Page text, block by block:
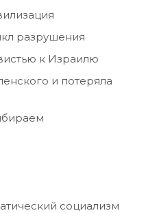
разрушения
к Израилю
и потеряла
социализм